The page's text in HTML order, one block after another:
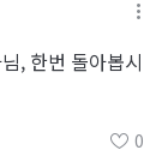
, 한번 돌아봅시
0